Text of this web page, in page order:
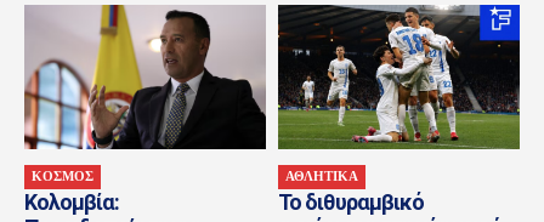
ΚΟΣΜΟΣ
Κολομβία:
ΑΘΛΗΤΙΚΑ
Το διθυραμβικό